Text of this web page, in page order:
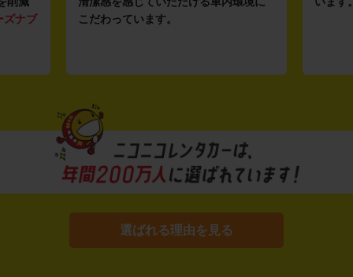
ズナブ
こだわっています。
選ばれる理由を見る